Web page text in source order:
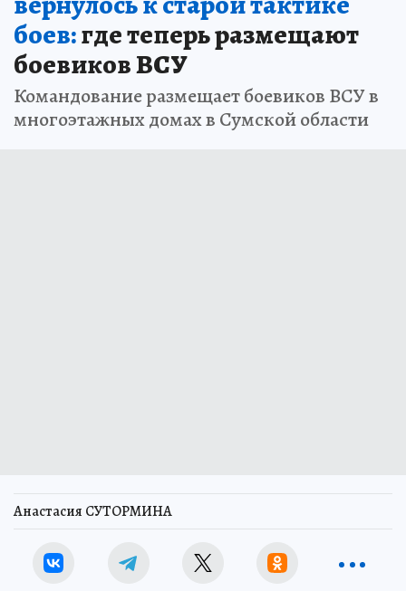
боев:где теперь размещают
боевиков ВСУ
Командование размещает боевиков ВСУ в
многоэтажных домах в Сумской области
Анастасия СУТОРМИНА